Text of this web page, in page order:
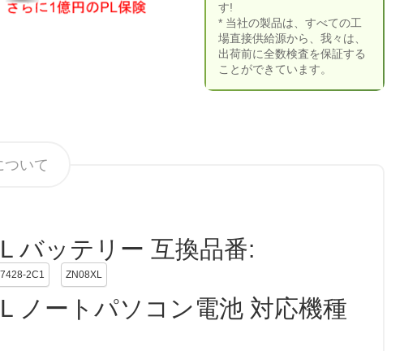
す!
* 当社の製品は、すべての工
場直接供給源から、我々は、
出荷前に全数検査を保証する
ことができています。
ついて
バッテリー 互換品番:
2C1 ZN08XL
ノートパソコン電池 対応機種